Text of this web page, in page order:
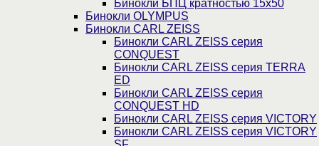
Бинокли БПЦ кратностью 15х50
Бинокли OLYMPUS
Бинокли CARL ZEISS
Бинокли CARL ZEISS серия
CONQUEST
Бинокли CARL ZEISS серия TERRA
ED
Бинокли CARL ZEISS серия
CONQUEST HD
Бинокли CARL ZEISS серия VICTORY
Бинокли CARL ZEISS серия VICTORY